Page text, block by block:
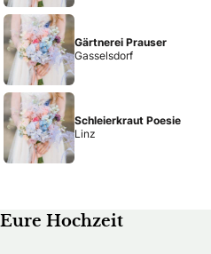
Gärtnerei Prauser
Gasselsdorf
Schleierkraut Poesie
Linz
Eure Hochzeit